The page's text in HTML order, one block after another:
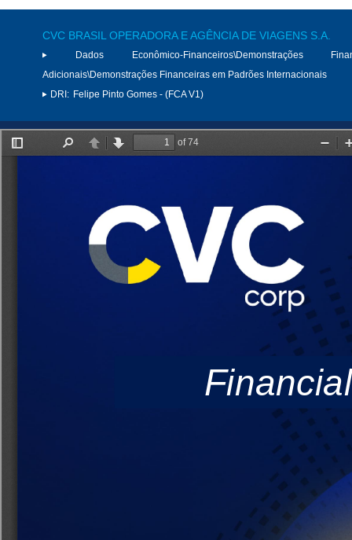
CVC BRASIL OPERADORA E AGÊNCIA DE VIAGENS S.A.
Dados Econômico-Financeiros\Demonstrações
Adicionais\Demonstrações Financeiras em Padrões Internacionais
DRI: Felipe Pinto Gomes - (FCA V1)